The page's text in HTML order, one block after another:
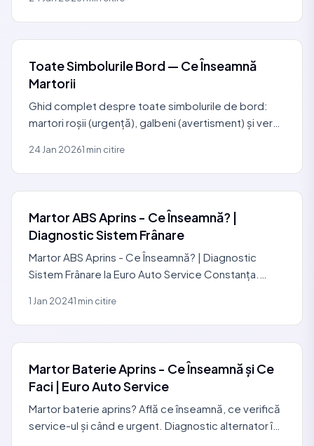
Toate Simbolurile Bord — Ce Înseamnă
Martorii
Ghid complet despre toate simbolurile de bord:
martori roșii (urgență), galbeni (avertisment) și verzi
24 Jan 20261 min citire
Martor ABS Aprins - Ce Înseamnă? |
Diagnostic Sistem Frânare
Martor ABS Aprins - Ce Înseamnă? | Diagnostic
Sistem Frânare la Euro Auto Service Constanța.
când e
1 Jan 20241 min citire
Martor Baterie Aprins - Ce Înseamnă și Ce
Faci | Euro Auto Service
Martor baterie aprins? Află ce înseamnă, ce verifică
service-ul și când e urgent. Diagnostic alternator în